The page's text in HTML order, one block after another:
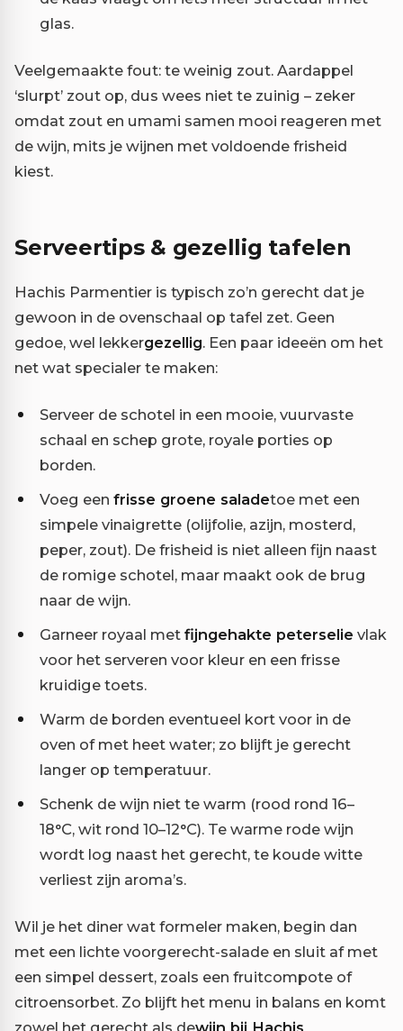
glas.
Veelgemaakte fout: te weinig zout. Aardappel
‘slurpt’ zout op, dus wees niet te zuinig – zeker
omdat zout en umami samen mooi reageren met
de wijn, mits je wijnen met voldoende frisheid
kiest.
Serveertips & gezellig tafelen
Hachis Parmentier is typisch zo’n gerecht dat je
gewoon in de ovenschaal op tafel zet. Geen
gedoe, wel lekkergezellig. Een paar ideeën om het
net wat specialer te maken:
Serveer de schotel in een mooie, vuurvaste
schaal en schep grote, royale porties op
borden.
Voeg een frisse groene saladetoe met een
simpele vinaigrette (olijfolie, azijn, mosterd,
peper, zout). De frisheid is niet alleen fijn naast
de romige schotel, maar maakt ook de brug
naar de wijn.
Garneer royaal met fijngehakte peterselie vlak
voor het serveren voor kleur en een frisse
kruidige toets.
Warm de borden eventueel kort voor in de
oven of met heet water; zo blijft je gerecht
langer op temperatuur.
Schenk de wijn niet te warm (rood rond 16–
18°C, wit rond 10–12°C). Te warme rode wijn
wordt log naast het gerecht, te koude witte
verliest zijn aroma’s.
Wil je het diner wat formeler maken, begin dan
met een lichte voorgerecht-salade en sluit af met
een simpel dessert, zoals een fruitcompote of
citroensorbet. Zo blijft het menu in balans en komt
zowel het gerecht als dewijn bij Hachis